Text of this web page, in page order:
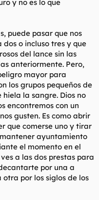
y no es lo que
puede pasar que nos
o incluso tres y que
del lance sin las
anteriormente. Pero,
mayor para
los grupos pequeños de
hiela la sangre. Dios no
encontremos con un
gusten. Es como abrir
que comerse uno y tirar
ayuntamiento
el momento en el
a las dos prestas para
por una a
por los siglos de los